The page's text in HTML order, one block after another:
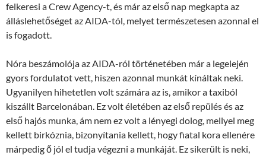
felkeresi a Crew Agency-t, és már az első nap megkapta az
álláslehetőséget az AIDA-tól, melyet természetesen azonnal el
is fogadott.
Nóra beszámolója az AIDA-ról történetében már a legelején
gyors fordulatot vett, hiszen azonnal munkát kínáltak neki.
Ugyanilyen hihetetlen volt számára az is, amikor a taxiból
kiszállt Barcelonában. Ez volt életében az első repülés és az
első hajós munka, ám nem ez volt a lényegi dolog, mellyel meg
kellett birkóznia, bizonyítania kellett, hogy fiatal kora ellenére
márpedig ő jól el tudja végezni a munkáját. Ez sikerült is neki,